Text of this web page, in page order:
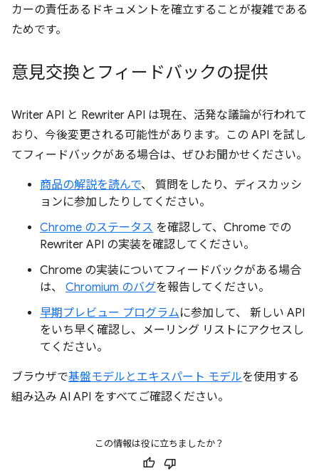
カーの責任あるドキュメントを確立することが複雑である
ためです。
意見交換とフィードバックの提供
Writer API と Rewriter API は現在、活発な議論が行われて
おり、今後変更される可能性があります。この API を試し
てフィードバックがある場合は、ぜひお聞かせください。
商品の解説を読んで、 質問をしたり、ディスカッシ
ョンに参加したりしてください。
Chrome のステータス を確認して、Chrome での
Rewriter API の実装を確認してください。
Chrome の実装についてフィードバックがある場合
は、 Chromium のバグを報告してください。
早期プレビュー プログラムに参加して、 新しい API
をいち早く確認し、メーリング リストにアクセスし
てください。
ブラウザで基盤モデルとエキスパート モデルを使用する
組み込み AI API をすべてご確認ください。
この情報は役に立ちましたか？